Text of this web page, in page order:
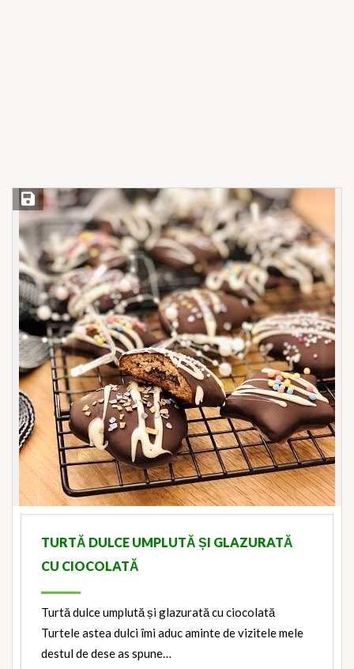
Save Recipe
TURTĂ DULCE UMPLUTĂ ȘI GLAZURATĂ
CU CIOCOLATĂ
Turtă dulce umplută și glazurată cu ciocolată
Turtele astea dulci îmi aduc aminte de vizitele mele
destul de dese as spune…